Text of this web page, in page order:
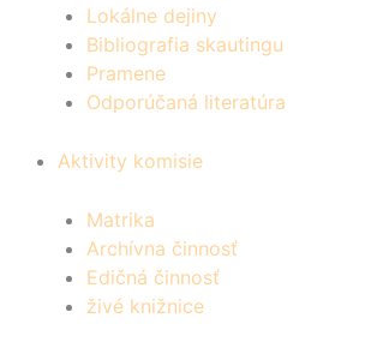
Lokálne dejiny
Bibliografia skautingu
Pramene
Odporúčaná literatúra
Aktivity komisie
Matrika
Archívna činnosť
Edičná činnosť
živé knižnice